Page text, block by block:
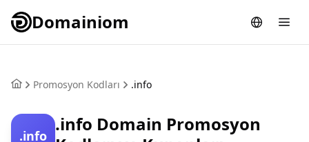
Domainiom
Promosyon Kodları .info
.info
.info Domain Promosyon